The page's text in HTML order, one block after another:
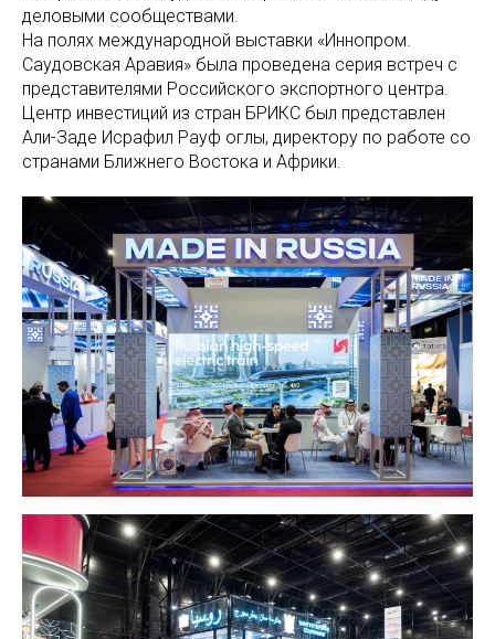
деловыми сообществами.
На полях международной выставки «Иннопром.
Саудовская Аравия» была проведена серия встреч с
представителями Российского экспортного центра.
Центр инвестиций из стран БРИКС был представлен
Али-Заде Исрафил Рауф оглы, директору по работе со
странами Ближнего Востока и Африки.